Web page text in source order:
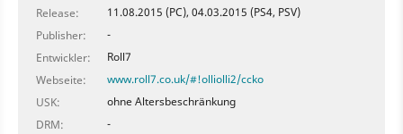
Release:
11.08.2015 (PC), 04.03.2015 (PS4, PSV)
Publisher:
-
Entwickler:
Roll7
Webseite:
www.roll7.co.uk/#!olliolli2/ccko
USK:
ohne Altersbeschränkung
DRM:
-